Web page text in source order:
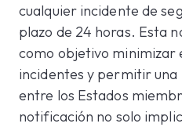
cualquier incidente de
plazo de 24 horas. Esta
como objetivo minimizar
incidentes y permitir
entre los Estados
notificación no solo